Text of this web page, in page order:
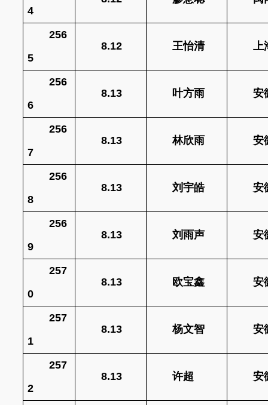
4
256
5
8.12 王怡清
256
6
8.13 叶方雨 安
256
7
8.13 林欣雨 安
256
8
8.13 刘宇皓 安
256
9
8.13 刘雨声 安
257
0
8.13 欧宝鑫 安
257
1
8.13 杨文智 安
257
2
8.13 许超 安